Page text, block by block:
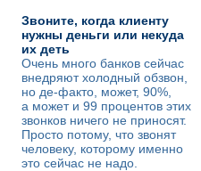
Звоните, когда клиенту
нужны деньги или некуда
их деть
Очень много банков сейчас
внедряют холодный обзвон,
но де-факто, может, 90%,
а может и 99 процентов этих
звонков ничего не приносят.
Просто потому, что звонят
человеку, которому именно
это сейчас не надо.